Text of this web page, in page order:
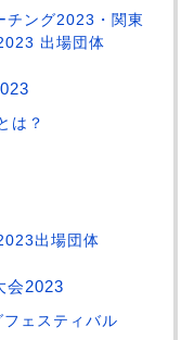
チング2023・関東
出場団体
は？
出場団体
会2023
ェスティバル